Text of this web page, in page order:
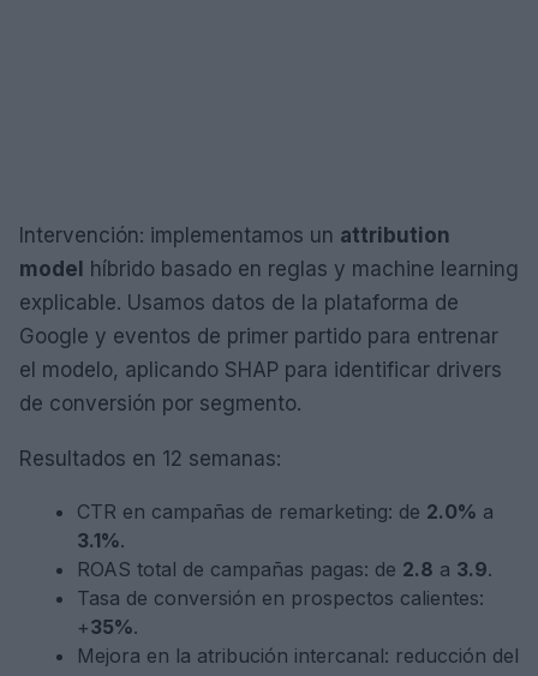
Intervención: implementamos un attribution
model híbrido basado en reglas y machine learning
explicable. Usamos datos de la plataforma de
Google y eventos de primer partido para entrenar
el modelo, aplicando SHAP para identificar drivers
de conversión por segmento.
Resultados en 12 semanas:
CTR en campañas de remarketing: de 2.0% a
3.1%.
ROAS total de campañas pagas: de 2.8 a 3.9.
Tasa de conversión en prospectos calientes:
+35%.
Mejora en la atribución intercanal: reducción del